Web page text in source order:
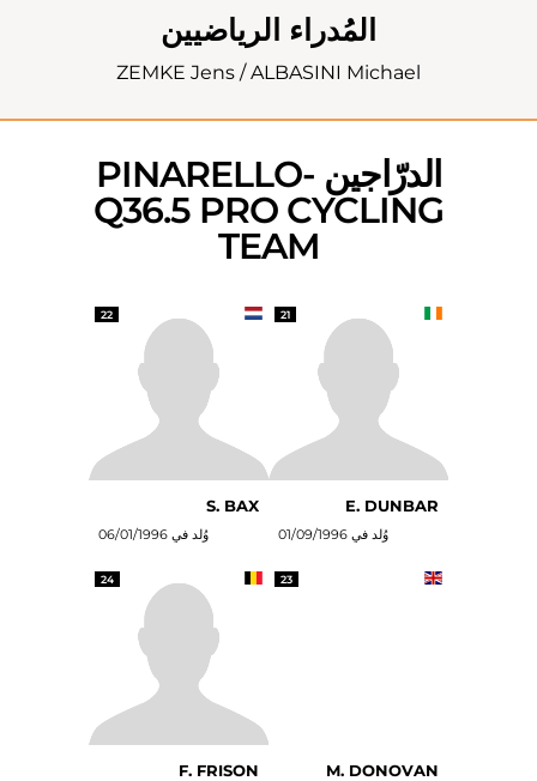
المُدراء الرياضيين
ZEMKE Jens / ALBASINI Michael
Q36.5 PRO CYCLING
TEAM
21
E. DUNBAR
وُلد في 01/09/1996
22
S. BAX
وُلد في 06/01/1996
23
M. DONOVAN
24
F. FRISON